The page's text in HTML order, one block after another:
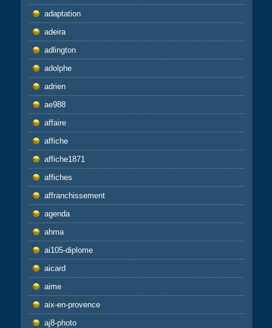
adaptation
adeira
adlington
adolphe
adrien
ae988
affaire
affiche
affiche1871
affiches
affranchissement
agenda
ahma
ai105-diplome
aicard
aime
aix-en-provence
aj8-photo